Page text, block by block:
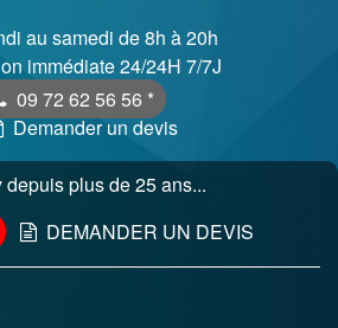
au samedi de 8h à 20h
immédiate 24/24H 7/7J
09 72 62 56 56 *
Demander un devis
plus de 25 ans...
DEMANDER UN DEVIS